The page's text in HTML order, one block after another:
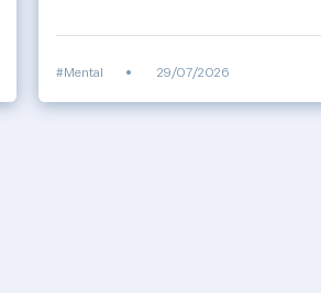
#Mental • 29/07/2026